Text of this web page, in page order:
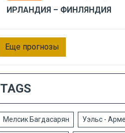
ИРЛАНДИЯ – ФИНЛЯНДИЯ
Еще прогнозы
TAGS
Мелсик Багдасарян Уэльс -